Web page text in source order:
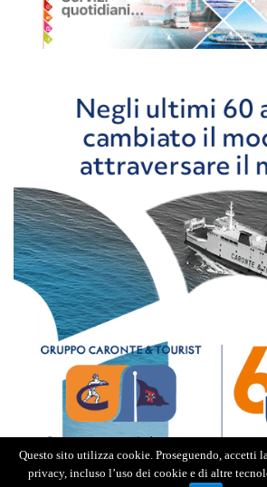
Questo sito utilizza cookie. Proseguendo, accetti
privacy, incluso l’uso dei cookie e di altre